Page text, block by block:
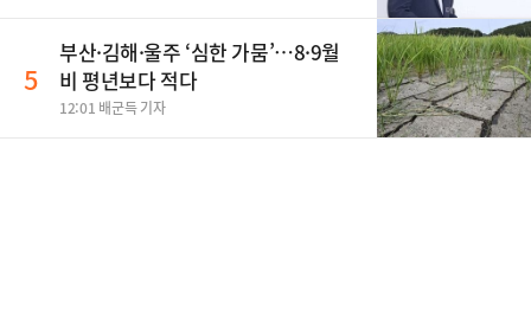
5
부산·김해·울주 ‘심한 가뭄’…8·9월
비 평년보다 적다
12:01 배군득 기자